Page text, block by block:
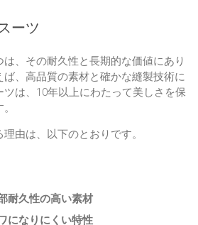
ーツ
、その耐久性と長期的な価値にあり
ば、高品質の素材と確かな縫製技術に
は、10年以上にわたって美しさを保
由は、以下のとおりです。
耐久性の高い素材
になりにくい特性